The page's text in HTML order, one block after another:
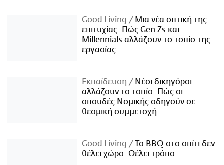
Good Living
Μια νέα οπτική της
επιτυχίας: Πώς Gen Zs και
Millennials αλλάζουν το τοπίο της
εργασίας
Εκπαίδευση
Νέοι δικηγόροι
αλλάζουν το τοπίο: Πώς οι
σπουδές Νομικής οδηγούν σε
θεσμική συμμετοχή
Good Living
Το BBQ στο σπίτι δεν
θέλει χώρο. Θέλει τρόπο.